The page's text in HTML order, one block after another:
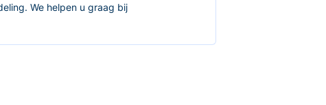
We helpen u graag bij